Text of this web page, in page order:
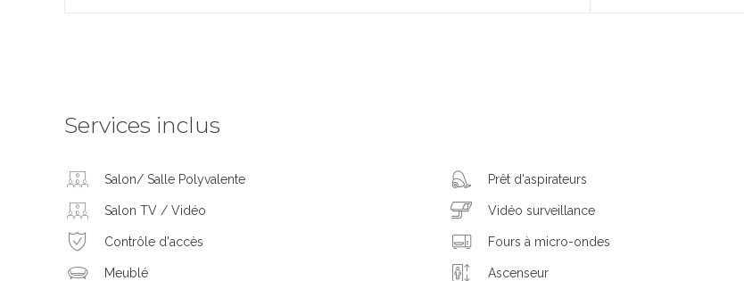
Services inclus
Salon/ Salle Polyvalente
Salon TV / Vidéo
Contrôle d'accès
Meublé
Prêt d'aspirateurs
Vidéo surveillance
Fours à micro-ondes
Ascenseur